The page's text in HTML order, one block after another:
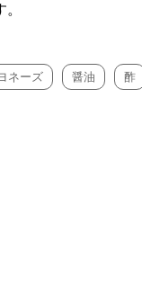
ネーズ 醤油 酢